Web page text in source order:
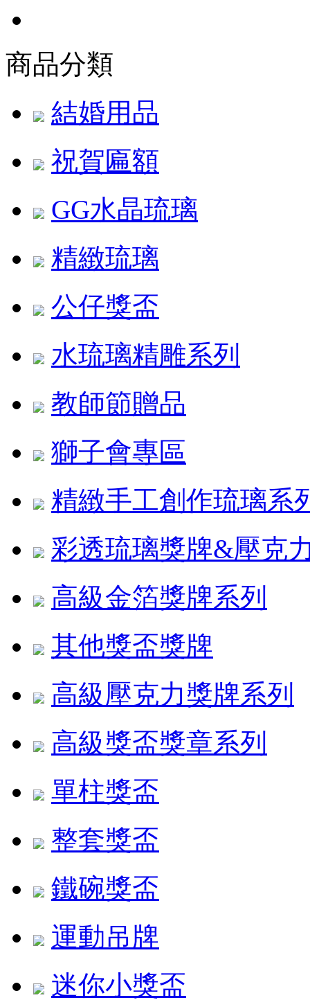
商品分類
結婚用品
祝賀匾額
GG水晶琉璃
精緻琉璃
公仔獎盃
水琉璃精雕系列
教師節贈品
獅子會專區
精緻手工創作琉璃系
彩透琉璃獎牌&壓克
高級金箔獎牌系列
其他獎盃獎牌
高級壓克力獎牌系列
高級獎盃獎章系列
單柱獎盃
整套獎盃
鐵碗獎盃
運動吊牌
迷你小獎盃